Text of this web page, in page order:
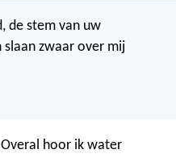
de stem van uw
slaan zwaar over mij
Overal hoor ik water